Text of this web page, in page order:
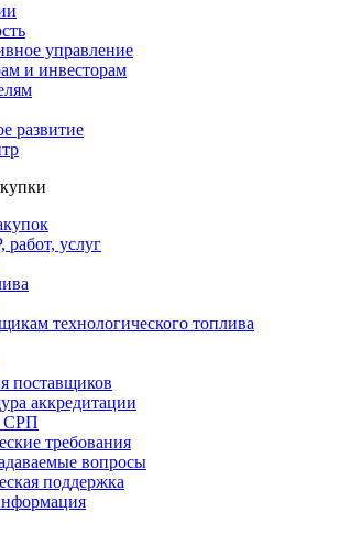
управление
и инвесторам
развитие
услуг
технологического топлива
поставщиков
аккредитации
СРП
требования
вопросы
поддержка